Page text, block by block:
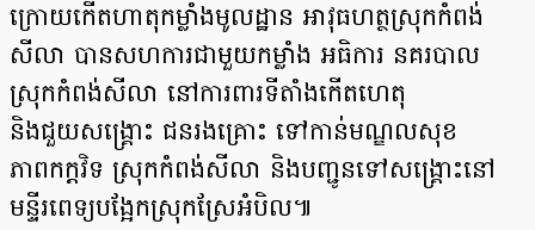
ក្រោយកើតហាតុកម្លាំងមូលដ្ឋាន អាវុធហត្ថស្រុកកំពង់
សីលា បានសហការជាមួយកម្លាំង អធិការ នគរបាល
ស្រុកកំពង់សីលា នៅការពារទីតាំងកេីតហេតុ
និងជួយសង្គ្រោះ ជនរងគ្រោះ ទៅកាន់មណ្ឌលសុខ
ភាពកក្តវិទ ស្រុកកំពង់សីលា និងបញ្ជូនទៅសង្គ្រោះនៅ
មន្ទីរពេទ្យបង្អែកស្រុកស្រែអំបិល៕